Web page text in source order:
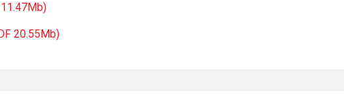
20.55Mb)